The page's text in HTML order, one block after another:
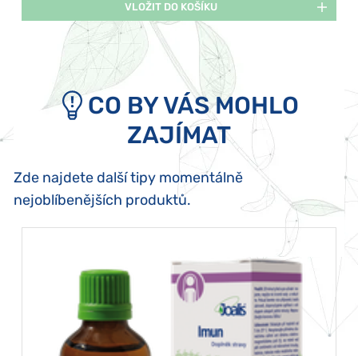
VLOŽIT DO KOŠÍKU
CO BY VÁS MOHLO
ZAJÍMAT
Zde najdete další tipy momentálně
nejoblíbenějších produktů.